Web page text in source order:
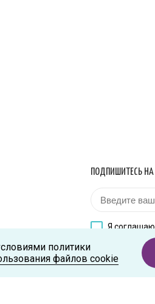
ПОДПИШИТЕСЬ
Я
политики
файлов cookie